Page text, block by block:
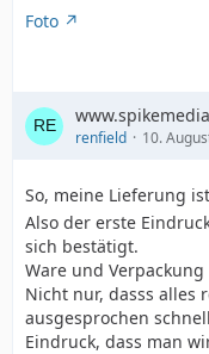
Foto
renfield 10.
So, meine Lieferung
Also der erste
sich bestätigt.
Ware und
Nicht nur, dasss alles
ausgesprochen
Eindruck, dass man